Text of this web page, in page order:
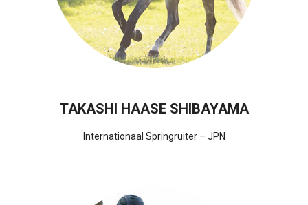
TAKASHI HAASE SHIBAYAMA
Internationaal Springruiter – JPN